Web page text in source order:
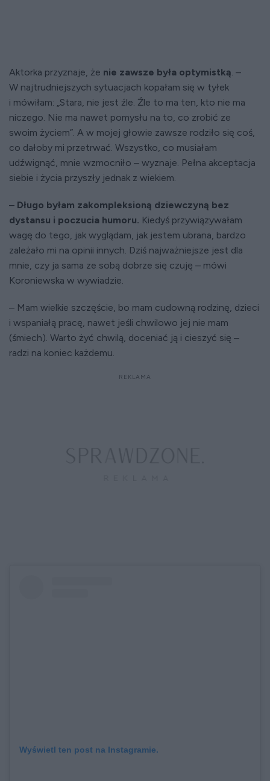
Aktorka przyznaje, że nie zawsze była optymistką . –
W najtrudniejszych sytuacjach kopałam się w tyłek
i mówiłam: „Stara, nie jest źle. Źle to ma ten, kto nie ma
niczego. Nie ma nawet pomysłu na to, co zrobić ze
swoim życiem”. A w mojej głowie zawsze rodziło się coś,
co dałoby mi przetrwać. Wszystko, co musiałam
udźwignąć, mnie wzmocniło – wyznaje. Pełna akceptacja
siebie i życia przyszły jednak z wiekiem.
– Długo byłam zakompleksioną dziewczyną bez
dystansu i poczucia humoru. Kiedyś przywiązywałam
wagę do tego, jak wyglądam, jak jestem ubrana, bardzo
zależało mi na opinii innych. Dziś najważniejsze jest dla
mnie, czy ja sama ze sobą dobrze się czuję – mówi
Koroniewska w wywiadzie.
– Mam wielkie szczęście, bo mam cudowną rodzinę, dzieci
i wspaniałą pracę, nawet jeśli chwilowo jej nie mam
(śmiech). Warto żyć chwilą, doceniać ją i cieszyć się –
radzi na koniec każdemu.
Wyświetl ten post na Instagramie.